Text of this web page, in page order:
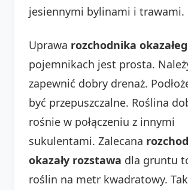
jesiennymi bylinami i trawami.
Uprawa rozchodnika
pojemnikach jest prosta.
zapewnić dobry drenaż.
być przepuszczalne. Roślina
rośnie w połączeniu z innymi
sukulentami. Zalecana
okazały rozstawa dla gruntu
roślin na metr kwadratowy.